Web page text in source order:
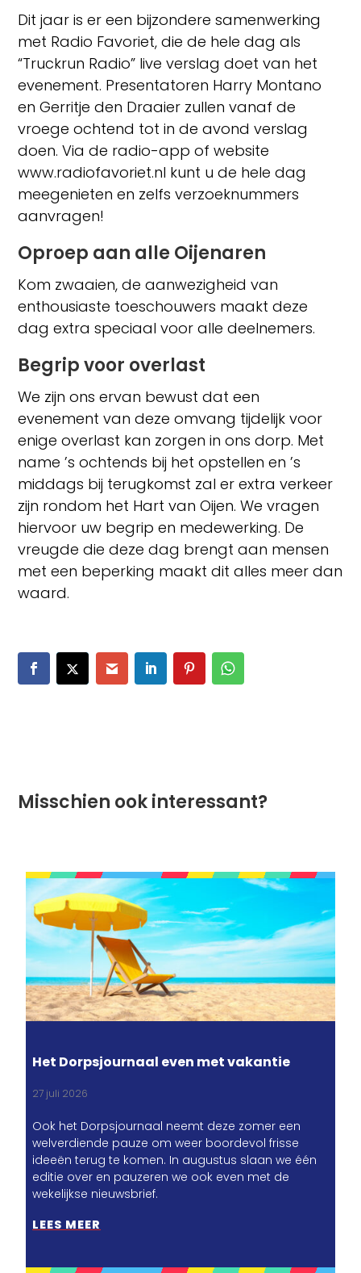
Dit jaar is er een bijzondere samenwerking
met Radio Favoriet, die de hele dag als
“Truckrun Radio” live verslag doet van het
evenement. Presentatoren Harry Montano
en Gerritje den Draaier zullen vanaf de
vroege ochtend tot in de avond verslag
doen. Via de radio-app of website
www.radiofavoriet.nl kunt u de hele dag
meegenieten en zelfs verzoeknummers
aanvragen!
Oproep aan alle Oijenaren
Kom zwaaien, de aanwezigheid van
enthousiaste toeschouwers maakt deze
dag extra speciaal voor alle deelnemers.
Begrip voor overlast
We zijn ons ervan bewust dat een
evenement van deze omvang tijdelijk voor
enige overlast kan zorgen in ons dorp. Met
name ’s ochtends bij het opstellen en ’s
middags bij terugkomst zal er extra verkeer
zijn rondom het Hart van Oijen. We vragen
hiervoor uw begrip en medewerking. De
vreugde die deze dag brengt aan mensen
met een beperking maakt dit alles meer dan
waard.
Misschien ook interessant?
Het Dorpsjournaal even met vakantie
27 juli 2026
Ook het Dorpsjournaal neemt deze zomer een
welverdiende pauze om weer boordevol frisse
ideeën terug te komen. In augustus slaan we één
editie over en pauzeren we ook even met de
wekelijkse nieuwsbrief.
LEES MEER